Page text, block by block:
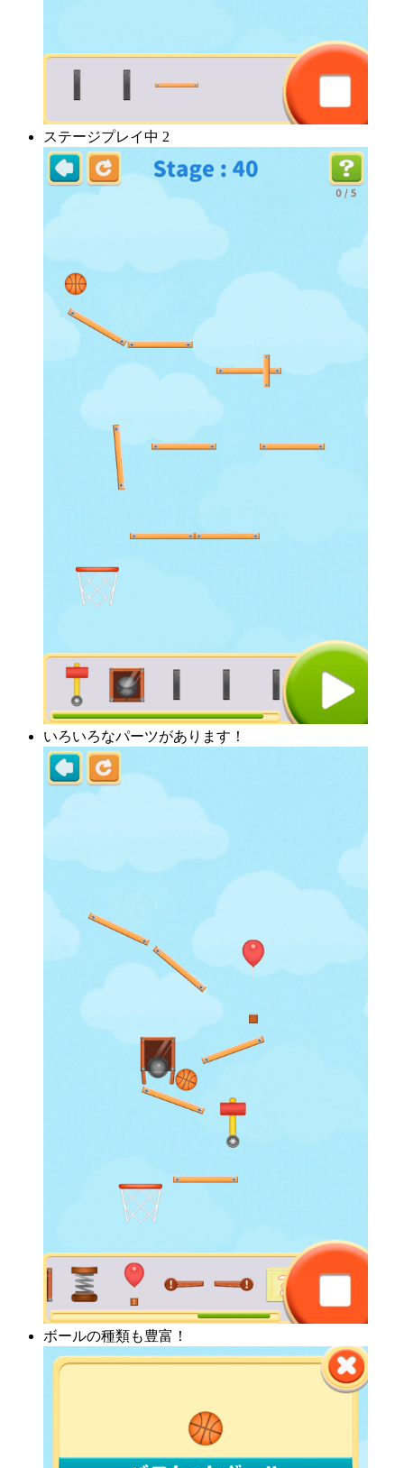
ステージプレイ中 2
いろいろなパーツがあります！
ボールの種類も豊富！